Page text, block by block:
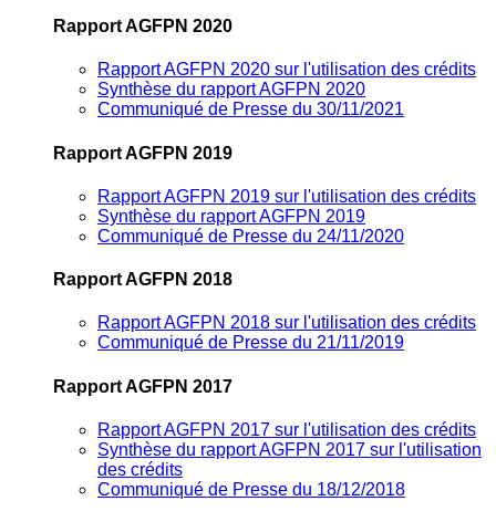
Rapport AGFPN 2020
Rapport AGFPN 2020 sur l'utilisation des crédits
Synthèse du rapport AGFPN 2020
Communiqué de Presse du 30/11/2021
Rapport AGFPN 2019
Rapport AGFPN 2019 sur l'utilisation des crédits
Synthèse du rapport AGFPN 2019
Communiqué de Presse du 24/11/2020
Rapport AGFPN 2018
Rapport AGFPN 2018 sur l'utilisation des crédits
Communiqué de Presse du 21/11/2019
Rapport AGFPN 2017
Rapport AGFPN 2017 sur l'utilisation des crédits
Synthèse du rapport AGFPN 2017 sur l'utilisation
des crédits
Communiqué de Presse du 18/12/2018